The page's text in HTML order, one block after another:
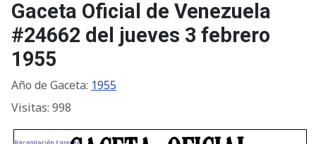
Gaceta Oficial de Venezuela
#24662 del jueves 3 febrero
1955
Año de Gaceta: 1955
Visitas: 998